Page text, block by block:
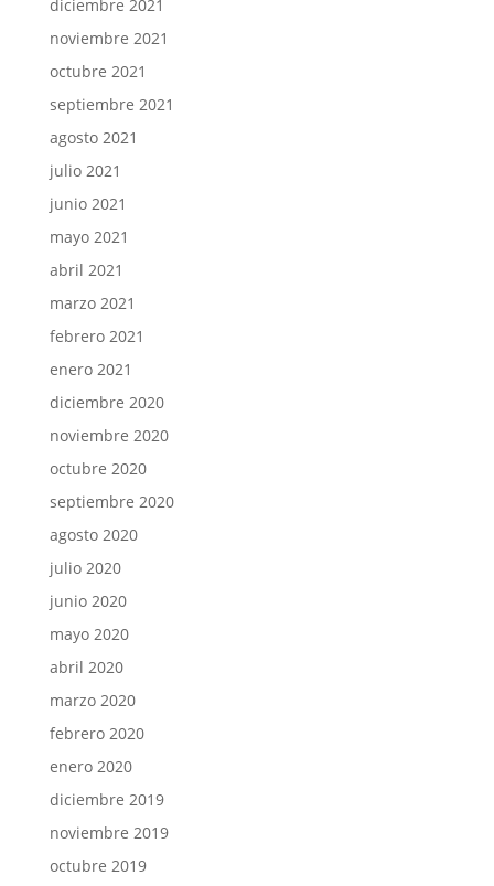
diciembre 2021
noviembre 2021
octubre 2021
septiembre 2021
agosto 2021
julio 2021
junio 2021
mayo 2021
abril 2021
marzo 2021
febrero 2021
enero 2021
diciembre 2020
noviembre 2020
octubre 2020
septiembre 2020
agosto 2020
julio 2020
junio 2020
mayo 2020
abril 2020
marzo 2020
febrero 2020
enero 2020
diciembre 2019
noviembre 2019
octubre 2019